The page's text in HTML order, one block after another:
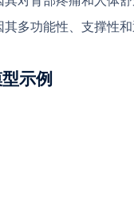
其多功能性、支撑性
示例